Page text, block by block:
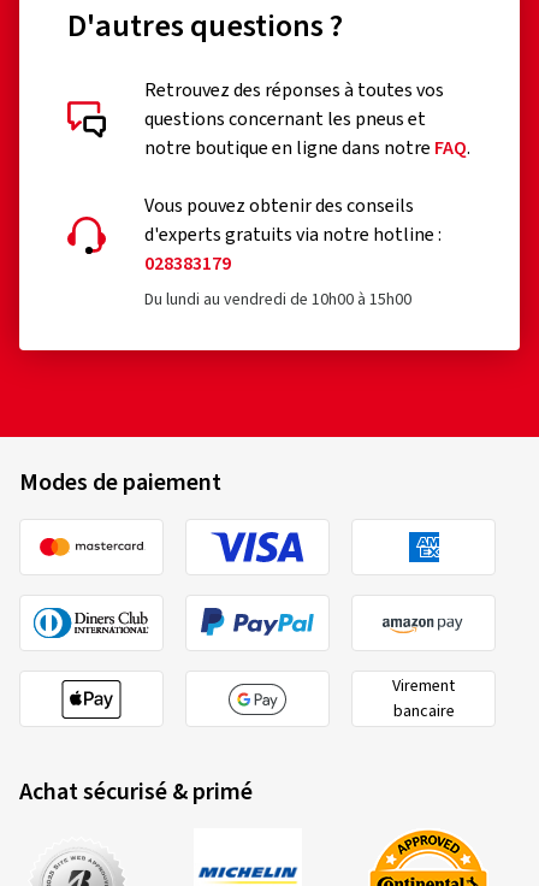
D'autres questions ?
Retrouvez des réponses à toutes vos
questions concernant les pneus et
notre boutique en ligne dans notre FAQ.
Vous pouvez obtenir des conseils
d'experts gratuits via notre hotline :
028383179
Du lundi au vendredi de 10h00 à 15h00
Modes de paiement
Virement
bancaire
Achat sécurisé & primé